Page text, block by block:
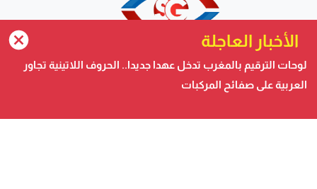
صحيفة الكترونية متجددة على مدار الساعة تصدر عن شركة
الأخبار العاجلة
لوحات الترقيم بالمغرب تدخل عهدا جديدا.. الحروف اللاتينية تجاور
العربية على صفائح المركبات